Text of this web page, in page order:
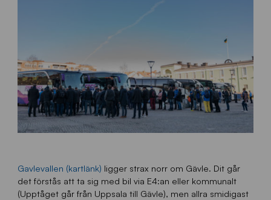
Gavlevallen (kartlänk) ligger strax norr om Gävle. Dit går
det förstås att ta sig med bil via E4:an eller kommunalt
(Upptåget går från Uppsala till Gävle), men allra smidigast